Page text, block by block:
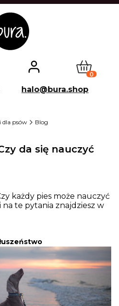
wyszukiwarkę Produkty
halo@bura.shop
dla psów Blog
da się nauczyć
każdy pies może nauczyć
na te pytania znajdziesz w